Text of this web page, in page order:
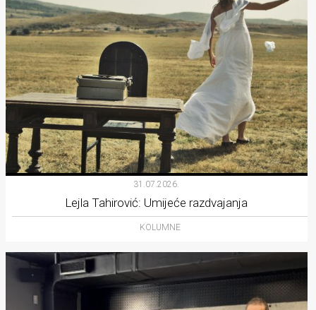
31.07.2026.
Lejla Tahirović: Umijeće razdvajanja
KOLUMNE